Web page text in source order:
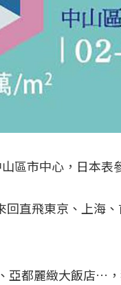
區市中心，日本表
回直飛東京、上海
亞都麗緻大飯店…